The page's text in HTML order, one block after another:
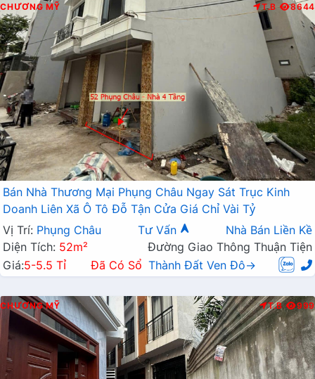
CHƯƠNG MỸ T.B 8644
Bán Nhà Thương Mại Phụng Châu Ngay Sát Trục Kinh
Doanh Liên Xã Ô Tô Đỗ Tận Cửa Giá Chỉ Vài Tỷ
Vị Trí: Phụng Châu Tư Vấn
Nhà Bán Liền Kề
Diện Tích: 52m²
Đường Giao Thông Thuận Tiện
Giá:5-5.5 Tỉ Đã Có Sổ Thành Đất Ven Đô→
CHƯƠNG MỸ T.B 999